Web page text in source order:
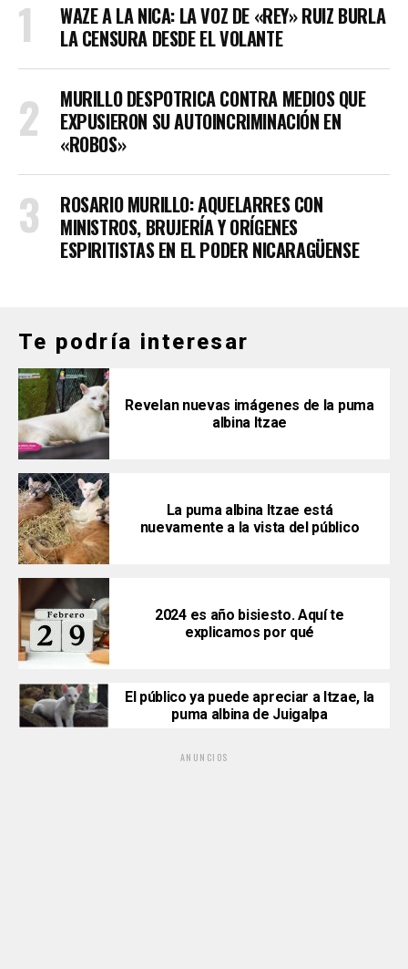
WAZE A LA NICA: LA VOZ DE «REY» RUIZ BURLA
LA CENSURA DESDE EL VOLANTE
MURILLO DESPOTRICA CONTRA MEDIOS QUE
EXPUSIERON SU AUTOINCRIMINACIÓN EN
«ROBOS»
ROSARIO MURILLO: AQUELARRES CON
MINISTROS, BRUJERÍA Y ORÍGENES
ESPIRITISTAS EN EL PODER NICARAGÜENSE
Te podría interesar
Revelan nuevas imágenes de la puma
albina Itzae
La puma albina Itzae está
nuevamente a la vista del público
2024 es año bisiesto. Aquí te
explicamos por qué
El público ya puede apreciar a Itzae, la
puma albina de Juigalpa
ANUNCIOS